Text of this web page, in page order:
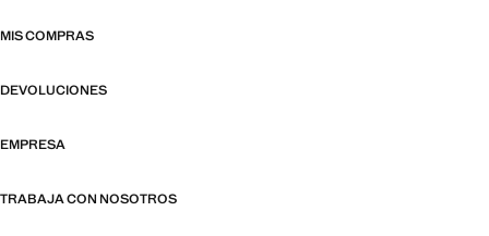
MIS COMPRAS
DEVOLUCIONES
EMPRESA
TRABAJA CON NOSOTROS